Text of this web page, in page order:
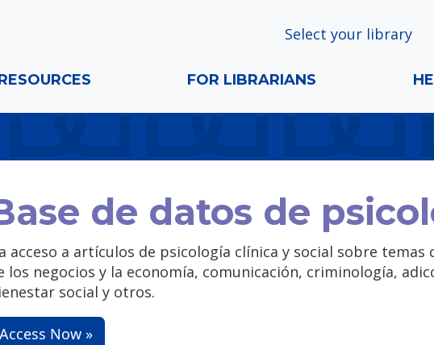
Select your library
FOR LIBRARIANS
de datos de
acceso a artículos de psicología clínica y social sobre
los negocios y la economía, comunicación, criminología,
social y otros.
Access Now »